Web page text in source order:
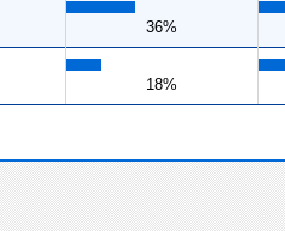
36%
18%